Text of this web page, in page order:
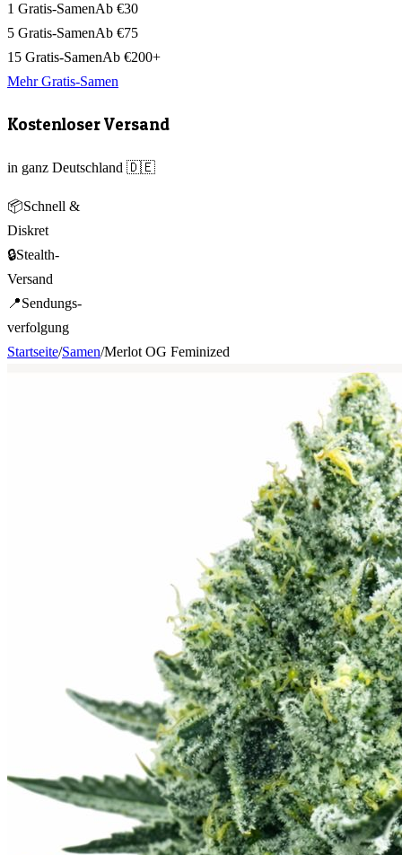
1 Gratis-SamenAb €30
5 Gratis-SamenAb €75
15 Gratis-SamenAb €200+
Mehr Gratis-Samen
Kostenloser Versand
in ganz Deutschland 🇩🇪
📦Schnell &
Diskret
🔒Stealth-
Versand
📍Sendungs-
verfolgung
Startseite/Samen/Merlot OG Feminized